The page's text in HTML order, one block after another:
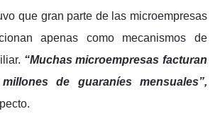
que gran parte de las microempresas
apenas como mecanismos de
“Muchas microempresas facturan
de guaraníes mensuales”,